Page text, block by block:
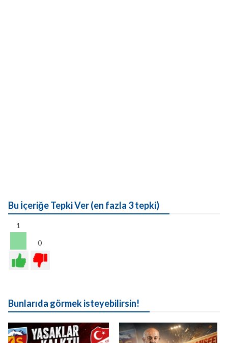
Bu İçeriğe Tepki Ver (en fazla 3 tepki)
1
0
Bunlarıda görmek isteyebilirsin!